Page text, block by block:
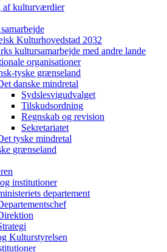
af kulturværdier
Kulturhovedstad 2032
kultursamarbejde med andre lande
organisationer
tyske grænseland
danske mindretal
Sydslesvigudvalget
Tilskudsordning
Regnskab og revision
Sekretariatet
tyske mindretal
grænseland
institutioner
departement
Kulturstyrelsen